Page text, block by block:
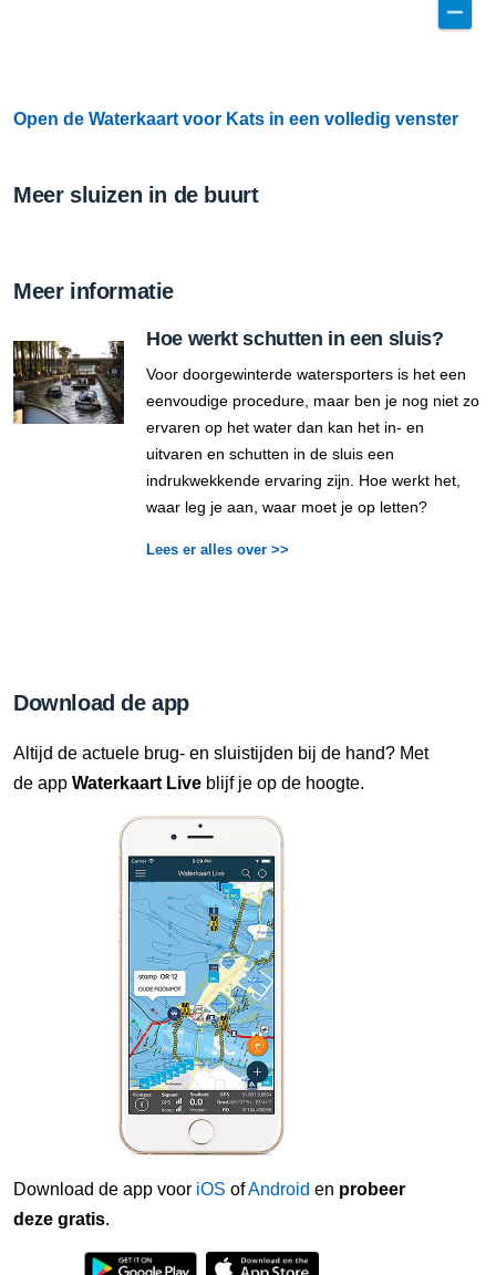
Open de Waterkaart voor Kats in een volledig venster
Meer sluizen in de buurt
Meer informatie
Hoe werkt schutten in een sluis?
Voor doorgewinterde watersporters is het een
eenvoudige procedure, maar ben je nog niet zo
ervaren op het water dan kan het in- en
uitvaren en schutten in de sluis een
indrukwekkende ervaring zijn. Hoe werkt het,
waar leg je aan, waar moet je op letten?
Lees er alles over >>
Download de app
Altijd de actuele brug- en sluistijden bij de hand? Met
de app Waterkaart Live blijf je op de hoogte.
Download de app voor iOS ofAndroid en probeer
deze gratis.